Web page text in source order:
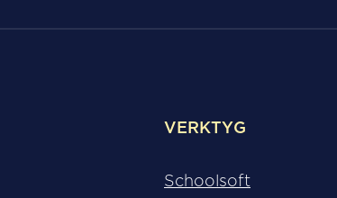
VERKTYG
Schoolsoft